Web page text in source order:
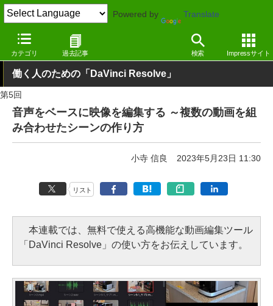
Powered by Translate
カテゴリ 過去記事 検索 Impressサイト
窓の杜 画像・映像・音楽 Windows
働く人のための「DaVinci Resolve」
第5回
音声をベースに映像を編集する ～複数の動画を組
み合わせたシーンの作り方
小寺 信良 2023年5月23日 11:30
リスト
本連載では、無料で使える高機能な動画編集ツール
「DaVinci Resolve」の使い方をお伝えしています。